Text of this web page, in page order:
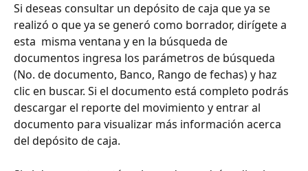
Si deseas consultar un depósito de caja que ya se
realizó o que ya se generó como borrador, dirígete a
esta  misma ventana y en la búsqueda de
documentos ingresa los parámetros de búsqueda
(No. de documento, Banco, Rango de fechas) y haz
clic en buscar. Si el documento está completo podrás
descargar el reporte del movimiento y entrar al
documento para visualizar más información acerca
del depósito de caja.